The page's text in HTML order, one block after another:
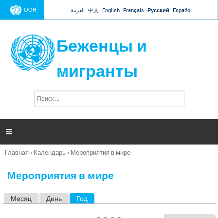
Jump to navigation
ООН العربية 中文 English Français Русский Español
Беженцы и
мигранты
п
и

Вы
Главная › Календарь › Мероприятия в мире
Мероприятия в мире
Месяц День Год